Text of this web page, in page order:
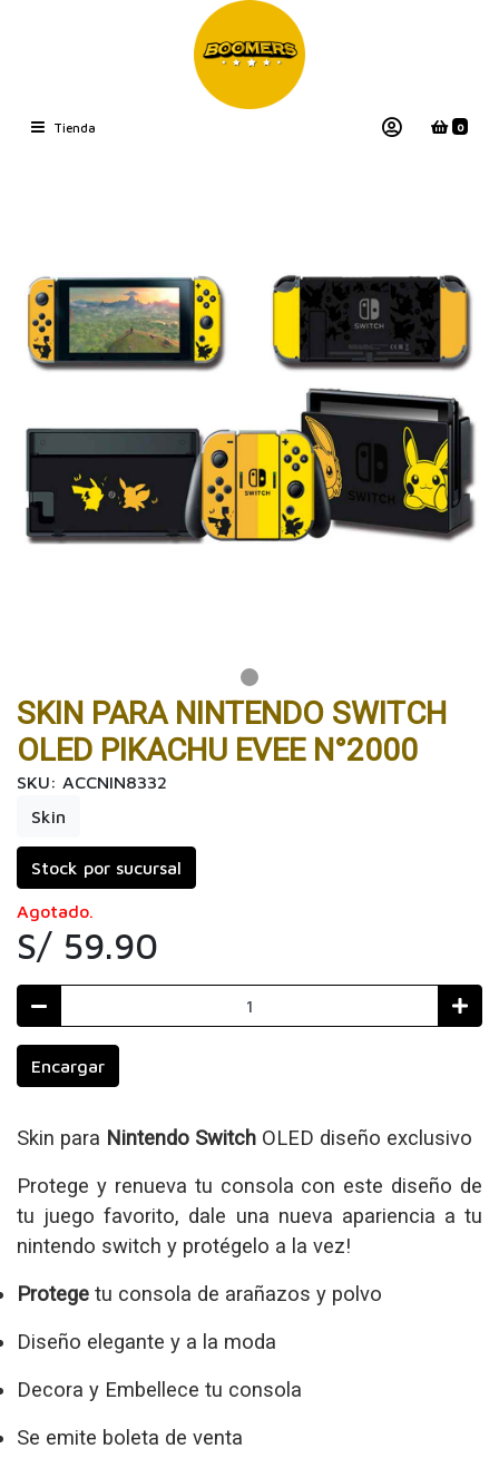
Tienda 0
SKIN PARA NINTENDO SWITCH
OLED PIKACHU EVEE N°2000
SKU: ACCNIN8332
Skin
Stock por sucursal
Agotado.
S/ 59.90
Encargar
Skin para Nintendo Switch OLED diseño exclusivo
Protege y renueva tu consola con este diseño de
tu juego favorito, dale una nueva apariencia a tu
nintendo switch y protégelo a la vez!
Protege tu consola de arañazos y polvo
Diseño elegante y a la moda
Decora y Embellece tu consola
Se emite boleta de venta